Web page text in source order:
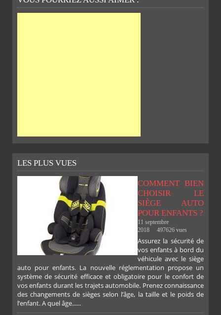
LES PLUS VUES
COMMENT BIEN
CHOISIR LE
SIÈGE AUTO
POUR ENFANTS ?
11 septembre
2018
497626 vues
Assurez la sécurité de
vos enfants à bord du
véhicule avec le siège
auto pour enfants. La nouvelle réglementation propose un
système de sécurité efficace et obligatoire pour le confort de
vos enfants durant les trajets automobile. Prenez connaissance
des changements de sièges selon l’âge, la taille et le poids de
l’enfant. A quel âge......